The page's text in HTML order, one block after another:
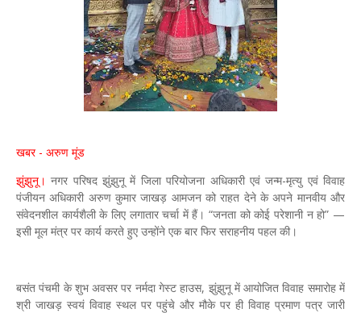
खबर - अरुण मूंड
झुंझुनू।नगर परिषद झुंझुनू में जिला परियोजना अधिकारी एवं जन्म-मृत्यु एवं विवाह
पंजीयन अधिकारी अरुण कुमार जाखड़ आमजन को राहत देने के अपने मानवीय और
संवेदनशील कार्यशैली के लिए लगातार चर्चा में हैं। “जनता को कोई परेशानी न हो” —
इसी मूल मंत्र पर कार्य करते हुए उन्होंने एक बार फिर सराहनीय पहल की।
बसंत पंचमी के शुभ अवसर पर नर्मदा गेस्ट हाउस, झुंझुनू में आयोजित विवाह समारोह में
श्री जाखड़ स्वयं विवाह स्थल पर पहुंचे और मौके पर ही विवाह प्रमाण पत्र जारी